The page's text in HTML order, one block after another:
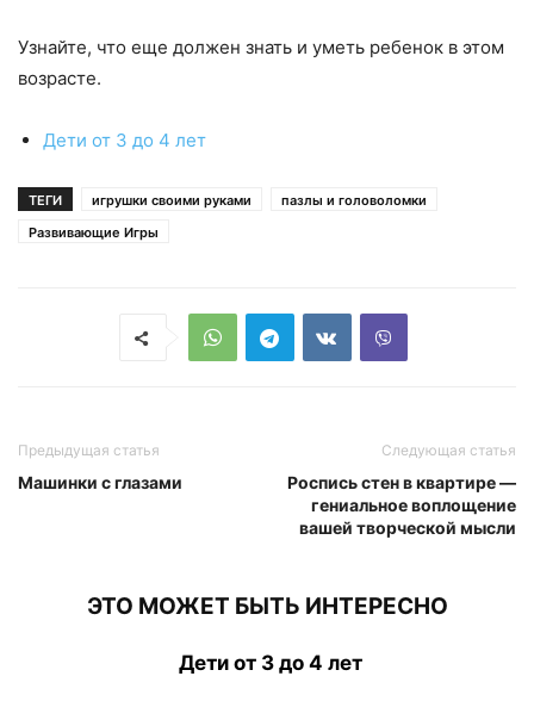
Узнайте, что еще должен знать и уметь ребенок в этом
возрасте.
Дети от 3 до 4 лет
ТЕГИ игрушки своими руками
пазлы и головоломки
Развивающие Игры
Предыдущая статья
Машинки с глазами
Следующая статья
Роспись стен в квартире —
гениальное воплощение
вашей творческой мысли
ЭТО МОЖЕТ БЫТЬ ИНТЕРЕСНО
Дети от 3 до 4 лет